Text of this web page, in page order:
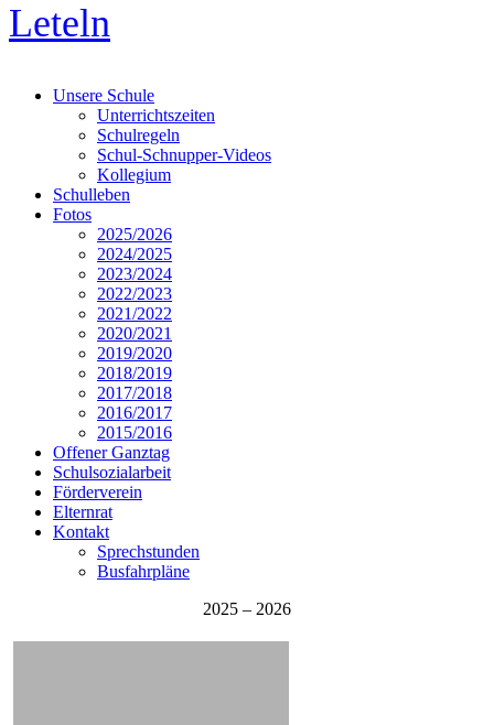
Leteln
Unsere Schule
Unterrichtszeiten
Schulregeln
Schul-Schnupper-Videos
Kollegium
Schulleben
Fotos
2025/2026
2024/2025
2023/2024
2022/2023
2021/2022
2020/2021
2019/2020
2018/2019
2017/2018
2016/2017
2015/2016
Offener Ganztag
Schulsozialarbeit
Förderverein
Elternrat
Kontakt
Sprechstunden
Busfahrpläne
2025 – 2026